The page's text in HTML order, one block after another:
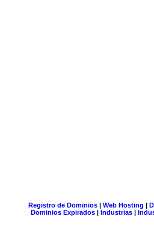
Registro de Dominios| Web Hosting |
Dominios Expirados | Industrias |